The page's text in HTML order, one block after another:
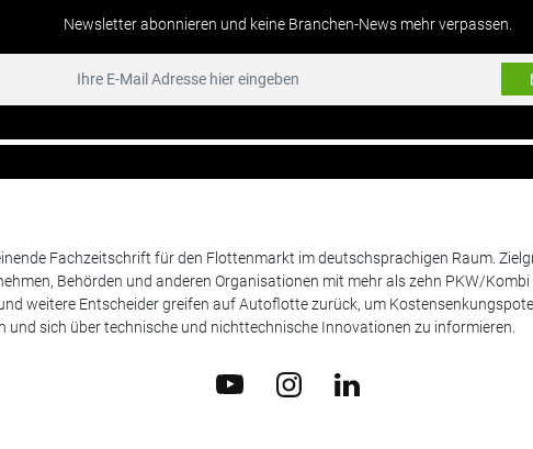
Newsletter abonnieren und keine Branchen-News mehr verpassen.
Fachzeitschrift für den Flottenmarkt im deutschsprachigen Raum.
Behörden und anderen Organisationen mit mehr als zehn PKW/
weitere Entscheider greifen auf Autoflotte zurück, um
und sich über technische und nichttechnische Innovationen zu informieren.